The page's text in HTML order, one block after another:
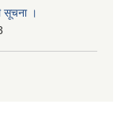
सूचना ।